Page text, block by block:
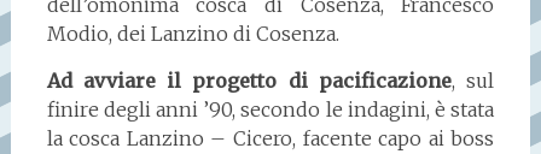
dell’omonima cosca di Cosenza, Francesco
Modio, dei Lanzino di Cosenza.
Ad avviare il progetto di pacificazione, sul
finire degli anni ’90, secondo le indagini, è stata
la cosca Lanzino – Cicero, facente capo ai boss